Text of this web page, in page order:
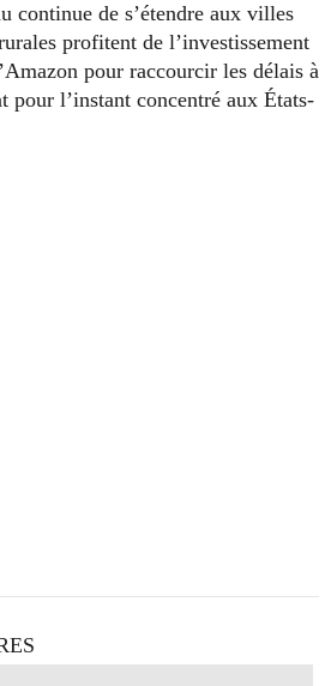
continue de s’étendre aux villes
profitent de l’investissement
pour raccourcir les délais à
pour l’instant concentré aux États-